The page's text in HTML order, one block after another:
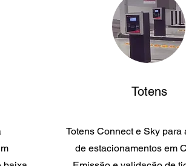
Totens
Totens Connect e Sky para
de estacionamentos em